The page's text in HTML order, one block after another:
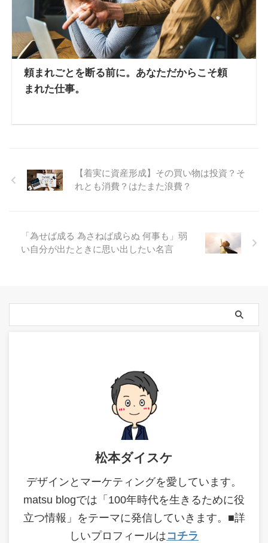
頼まれごとを断る前に。あなただからこそ頼
まれた仕事。
【着実に資産形成】その買い物は投資？そ
れとも消費？はたまた浪費？
「為せば成る 為さねば成らぬ 何事も」弱
い自分が出たときに思い出したい名言
松本ダイスケ
デザインとマーケティングを愛しています。
matsu blogでは「100年時代を生きるために役
立つ情報」をテーマに発信していきます。■詳
しいプロフィールはコチラ